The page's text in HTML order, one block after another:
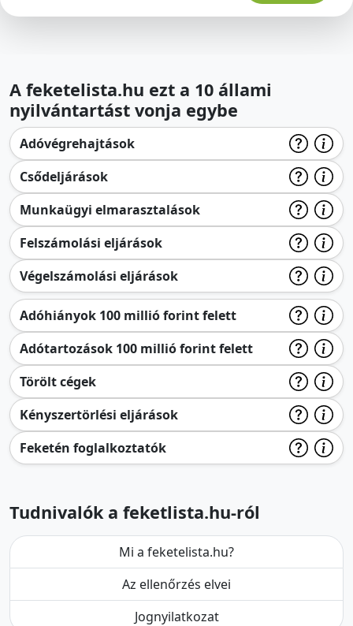
A feketelista.hu ezt a 10 állami
nyilvántartást vonja egybe
Adóvégrehajtások
Csődeljárások
Munkaügyi elmarasztalások
Felszámolási eljárások
Végelszámolási eljárások
Adóhiányok 100 millió forint felett
Adótartozások 100 millió forint felett
Törölt cégek
Kényszertörlési eljárások
Feketén foglalkoztatók
Tudnivalók a feketlista.hu-ról
Mi a feketelista.hu?
Az ellenőrzés elvei
Jognyilatkozat